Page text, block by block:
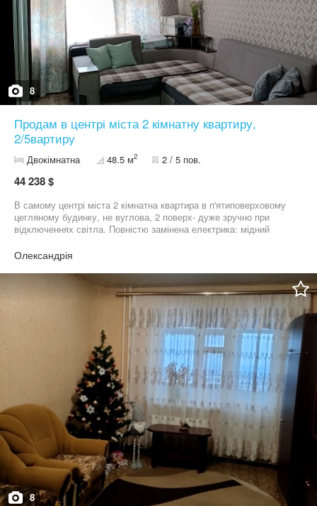
8
Продам в центрі міста 2 кімнатну квартиру,
2/5вартиру
Двокімнатна 48.5 м2 2 / 5 пов.
44 238 $
В самому центрі міста 2 кімнатна квартира в п'ятиповерховому
цегляному будинку, не вуглова, 2 поверх- дуже зручно при
відключеннях світла. Повністю замінена електрика: мідний
пайка, крани та шланги. Лічильники є на всі комунікації. Вікна та
балкон металопластикові. Скрізь натяжні стелі, нові міжкімнатні
двері. На вікнах ролети від сонця. Кладова кімната з
дзеркальними дверима- купе. Санвузол сумісний, стіни і підлога
кахель, стеля пластик. Побутова техніка: холодильник, бойлер
новий ще на гарантії, пральна машина,нова витяжка ще на
гарантії, газплита з електропідпалом, пилосос. Інтернет WI- FI.
Кімнати не прохідні, мебльовані:спальня дерев'яне ліжко, шафа-
купе з антресолею. Зала: вугловий диван, триметрова шафа-
купе з дзеркальними дверима, комод і сучасна тумбочка під
телевізор. Кухня: обідній стіл, кухонні меблі. Кладова: велика
полиця, два шкафчики. В коридорі полиці для взуття. Чудова
локація, одним словом- центр : відділення центрального
ПриватБанку, школи, аптеки,зупинки транспорту,ринок,дитячий
майданчик, Будинок Культури, зони відпочинку, "АТБ", "Вдало",
відділення Укрпошти, Ощадбанк, та безліч інших послуг,
магазинів і ТЦ, стоянка автомобілів. Дзвоніть 09******12,
09******19. Огляд за попередньою домовленістю.
Олександрія
8